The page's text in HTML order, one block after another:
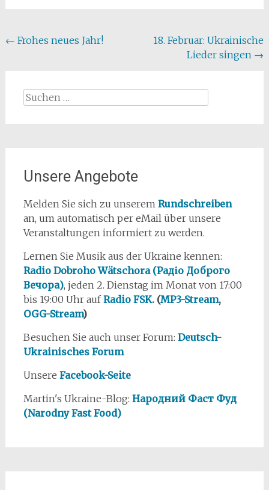
Beitragsnavigation
← Frohes neues Jahr!
18. Februar: Ukrainische
Lieder singen →
Suchen
nach:
Unsere Angebote
Melden Sie sich zu unserem Rundschreiben
an, um automatisch per eMail über unsere
Veranstaltungen informiert zu werden.
Lernen Sie Musik aus der Ukraine kennen:
Radio Dobroho Wätschora (Радіо Доброго
Вечора), jeden 2. Dienstag im Monat von 17:00
bis 19:00 Uhr aufRadio FSK.(MP3-Stream,
OGG-Stream)
Besuchen Sie auch unser Forum: Deutsch-
Ukrainisches Forum
Unsere Facebook-Seite
Martin's Ukraine-Blog: Народний Фаст Фуд
(Narodny Fast Food)